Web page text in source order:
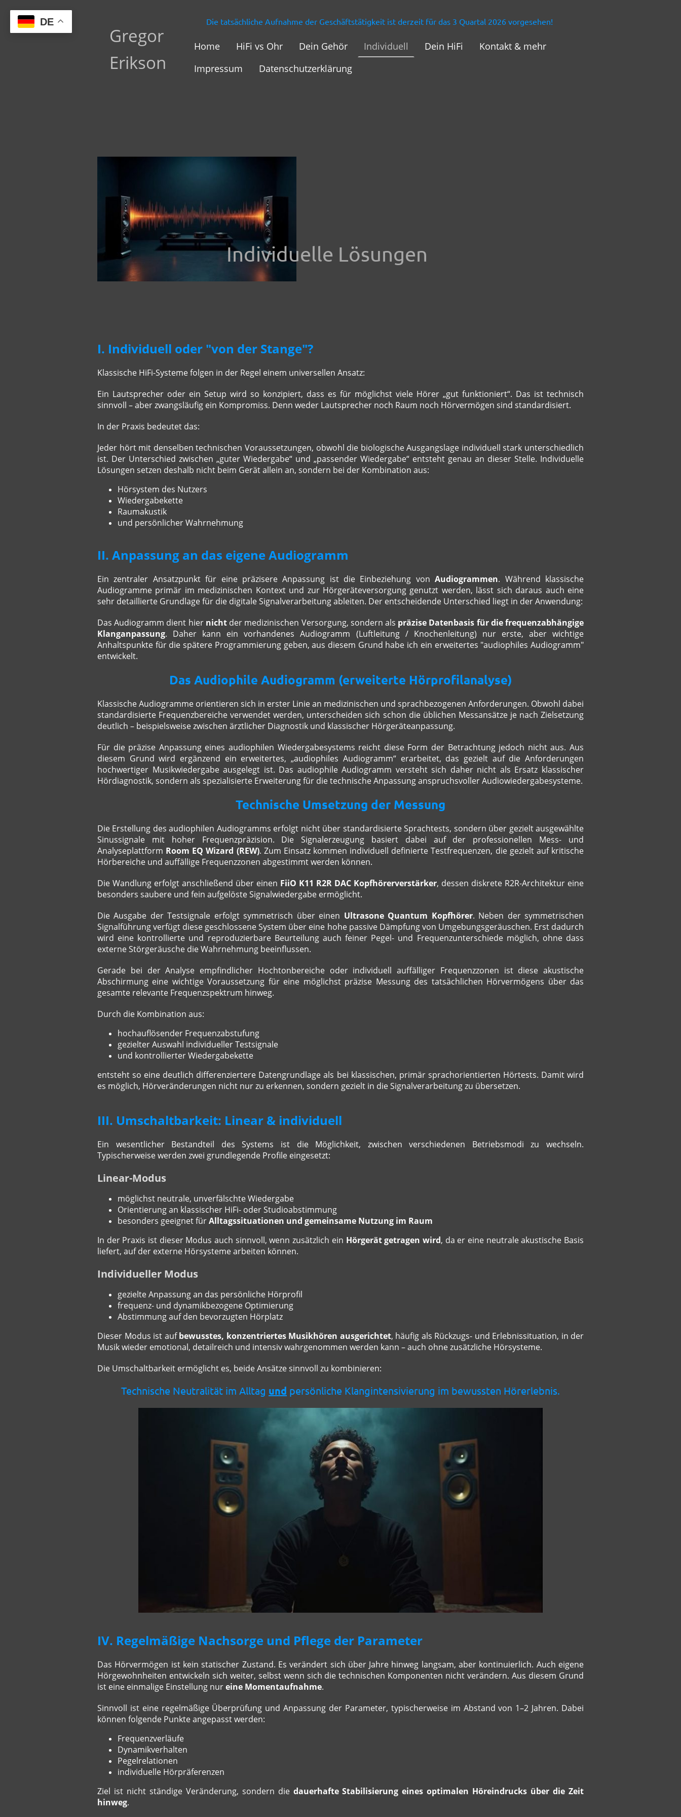
Gregor
Erikson
Die tatsächliche Aufnahme der Geschäftstätigkeit ist derzeit für das 3 Quartal 2026 vorgesehen!
Home HiFi vs Ohr Dein Gehör Individuell Dein HiFi
Kontakt & mehr
Impressum
Datenschutzerklärung
Individuelle Lösungen
I. Individuell oder "von der Stange"?
Klassische HiFi-Systeme folgen in der Regel einem universellen Ansatz:
Ein Lautsprecher oder ein Setup wird so konzipiert, dass es für möglichst viele Hörer „gut funktioniert“. Das ist technisch
sinnvoll – aber zwangsläufig ein Kompromiss. Denn weder Lautsprecher noch Raum noch Hörvermögen sind standardisiert.
In der Praxis bedeutet das:
Jeder hört mit denselben technischen Voraussetzungen, obwohl die biologische Ausgangslage individuell stark unterschiedlich
ist. Der Unterschied zwischen „guter Wiedergabe“ und „passender Wiedergabe“ entsteht genau an dieser Stelle. Individuelle
Lösungen setzen deshalb nicht beim Gerät allein an, sondern bei der Kombination aus:
Hörsystem des Nutzers
Wiedergabekette
Raumakustik
und persönlicher Wahrnehmung
II. Anpassung an das eigene Audiogramm
Ein zentraler Ansatzpunkt für eine präzisere Anpassung ist die Einbeziehung vonAudiogrammen. Während klassische
Audiogramme primär im medizinischen Kontext und zur Hörgeräteversorgung genutzt werden, lässt sich daraus auch eine
sehr detaillierte Grundlage für die digitale Signalverarbeitung ableiten. Der entscheidende Unterschied liegt in der Anwendung:
Das Audiogramm dient hier nichtder medizinischen Versorgung, sondern als präzise Datenbasis für die frequenzabhängige
Klanganpassung. Daher kann ein vorhandenes Audiogramm (Luftleitung / Knochenleitung) nur erste, aber wichtige
Anhaltspunkte für die spätere Programmierung geben, aus diesem Grund habe ich ein erweitertes "audiophiles Audiogramm"
entwickelt.
Das Audiophile Audiogramm (erweiterte Hörprofilanalyse)
Klassische Audiogramme orientieren sich in erster Linie an medizinischen und sprachbezogenen Anforderungen. Obwohl dabei
standardisierte Frequenzbereiche verwendet werden, unterscheiden sich schon die üblichen Messansätze je nach Zielsetzung
deutlich – beispielsweise zwischen ärztlicher Diagnostik und klassischer Hörgeräteanpassung.
Für die präzise Anpassung eines audiophilen Wiedergabesystems reicht diese Form der Betrachtung jedoch nicht aus. Aus
diesem Grund wird ergänzend ein erweitertes, „audiophiles Audiogramm“ erarbeitet, das gezielt auf die Anforderungen
hochwertiger Musikwiedergabe ausgelegt ist. Das audiophile Audiogramm versteht sich daher nicht als Ersatz klassischer
Hördiagnostik, sondern als spezialisierte Erweiterung für die technische Anpassung anspruchsvoller Audiowiedergabesysteme.
Technische Umsetzung der Messung
Die Erstellung des audiophilen Audiogramms erfolgt nicht über standardisierte Sprachtests, sondern über gezielt ausgewählte
Sinussignale mit hoher Frequenzpräzision. Die Signalerzeugung basiert dabei auf der professionellen Mess- und
Analyseplattform Room EQ Wizard (REW). Zum Einsatz kommen individuell definierte Testfrequenzen, die gezielt auf kritische
Hörbereiche und auffällige Frequenzzonen abgestimmt werden können.
Die Wandlung erfolgt anschließend über einen FiiO K11 R2R DAC Kopfhörerverstärker, dessen diskrete R2R-Architektur eine
besonders saubere und fein aufgelöste Signalwiedergabe ermöglicht.
Die Ausgabe der Testsignale erfolgt symmetrisch über einen Ultrasone Quantum Kopfhörer. Neben der symmetrischen
Signalführung verfügt diese geschlossene System über eine hohe passive Dämpfung von Umgebungsgeräuschen. Erst dadurch
wird eine kontrollierte und reproduzierbare Beurteilung auch feiner Pegel- und Frequenzunterschiede möglich, ohne dass
externe Störgeräusche die Wahrnehmung beeinflussen.
Gerade bei der Analyse empfindlicher Hochtonbereiche oder individuell auffälliger Frequenzzonen ist diese akustische
Abschirmung eine wichtige Voraussetzung für eine möglichst präzise Messung des tatsächlichen Hörvermögens über das
gesamte relevante Frequenzspektrum hinweg.
Durch die Kombination aus:
hochauflösender Frequenzabstufung
gezielter Auswahl individueller Testsignale
und kontrollierter Wiedergabekette
entsteht so eine deutlich differenziertere Datengrundlage als bei klassischen, primär sprachorientierten Hörtests. Damit wird
es möglich, Hörveränderungen nicht nur zu erkennen, sondern gezielt in die Signalverarbeitung zu übersetzen.
III. Umschaltbarkeit: Linear & individuell
Ein wesentlicher Bestandteil des Systems ist die Möglichkeit, zwischen verschiedenen Betriebsmodi zu wechseln.
Typischerweise werden zwei grundlegende Profile eingesetzt:
Linear-Modus
möglichst neutrale, unverfälschte Wiedergabe
Orientierung an klassischer HiFi- oder Studioabstimmung
besonders geeignet fürAlltagssituationen und gemeinsame Nutzung im Raum
In der Praxis ist dieser Modus auch sinnvoll, wenn zusätzlich ein Hörgerät getragen wird, da er eine neutrale akustische Basis
liefert, auf der externe Hörsysteme arbeiten können.
Individueller Modus
gezielte Anpassung an das persönliche Hörprofil
frequenz- und dynamikbezogene Optimierung
Abstimmung auf den bevorzugten Hörplatz
Dieser Modus ist aufbewusstes, konzentriertes Musikhören ausgerichtet, häufig als Rückzugs- und Erlebnissituation, in der
Musik wieder emotional, detailreich und intensiv wahrgenommen werden kann – auch ohne zusätzliche Hörsysteme.
Die Umschaltbarkeit ermöglicht es, beide Ansätze sinnvoll zu kombinieren:
Technische Neutralität im Alltag und persönliche Klangintensivierung im bewussten Hörerlebnis.
IV. Regelmäßige Nachsorge und Pflege der Parameter
Das Hörvermögen ist kein statischer Zustand. Es verändert sich über Jahre hinweg langsam, aber kontinuierlich. Auch eigene
Hörgewohnheiten entwickeln sich weiter, selbst wenn sich die technischen Komponenten nicht verändern. Aus diesem Grund
ist eine einmalige Einstellung nureine Momentaufnahme.
Sinnvoll ist eine regelmäßige Überprüfung und Anpassung der Parameter, typischerweise im Abstand von 1–2 Jahren. Dabei
können folgende Punkte angepasst werden:
Frequenzverläufe
Dynamikverhalten
Pegelrelationen
individuelle Hörpräferenzen
Ziel ist nicht ständige Veränderung, sondern die dauerhafte Stabilisierung eines optimalen Höreindrucks über die Zeit
hinweg.
DE